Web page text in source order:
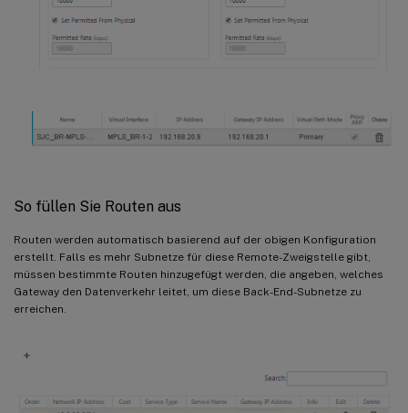
So füllen Sie Routen aus
Routen werden automatisch basierend auf der obigen Konfiguration
erstellt. Falls es mehr Subnetze für diese Remote-Zweigstelle gibt,
müssen bestimmte Routen hinzugefügt werden, die angeben, welches
Gateway den Datenverkehr leitet, um diese Back-End-Subnetze zu
erreichen.